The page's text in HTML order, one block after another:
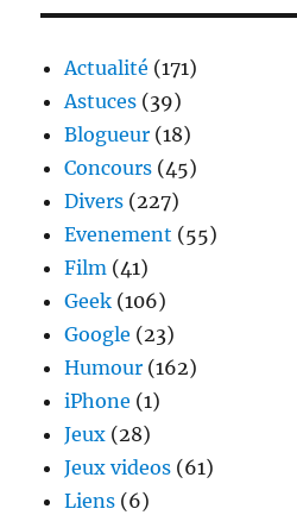
10
ans
déjà
!
Actualité (171)
Astuces (39)
Blogueur (18)
Concours (45)
Divers (227)
Evenement (55)
Film (41)
Geek (106)
Google (23)
Humour (162)
iPhone (1)
Jeux (28)
Jeux videos (61)
Liens (6)